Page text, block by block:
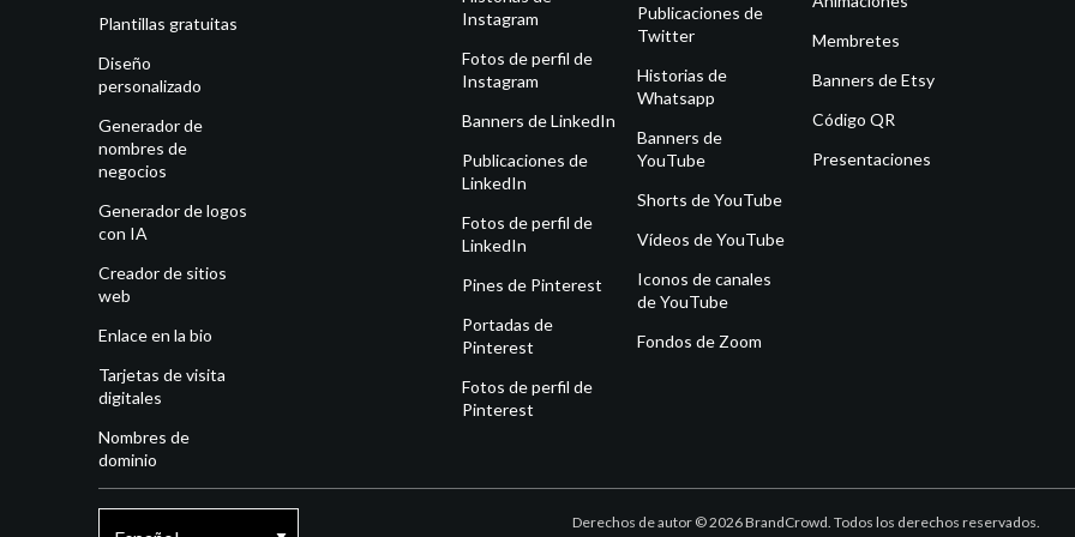
Plantillas gratuitas
Diseño
personalizado
Generador de
nombres de
negocios
Generador de logos
con IA
Creador de sitios
web
Enlace en la bio
Tarjetas de visita
digitales
Nombres de
dominio
Instagram
Fotos de perfil de
Instagram
Banners de LinkedIn
Publicaciones de
LinkedIn
Fotos de perfil de
LinkedIn
Pines de Pinterest
Portadas de
Pinterest
Fotos de perfil de
Pinterest
Publicaciones de
Twitter
Historias de
Whatsapp
Banners de
YouTube
Shorts de YouTube
Vídeos de YouTube
Iconos de canales
de YouTube
Fondos de Zoom
Membretes
Banners de Etsy
Código QR
Presentaciones
Derechos de autor © 2026 BrandCrowd. Todos los derechos reservados.